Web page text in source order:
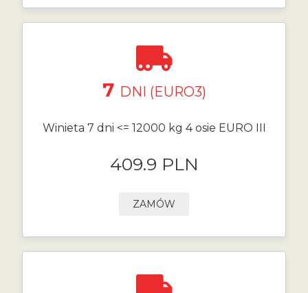
7 DNI (EURO3)
Winieta 7 dni <= 12000 kg 4 osie EURO III
409.9 PLN
ZAMÓW